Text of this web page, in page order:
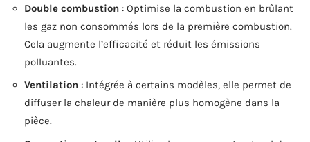
Double combustion : Optimise la combustion en brûlant
les gaz non consommés lors de la première combustion.
Cela augmente l’efficacité et réduit les émissions
polluantes.
Ventilation : Intégrée à certains modèles, elle permet de
diffuser la chaleur de manière plus homogène dans la
pièce.